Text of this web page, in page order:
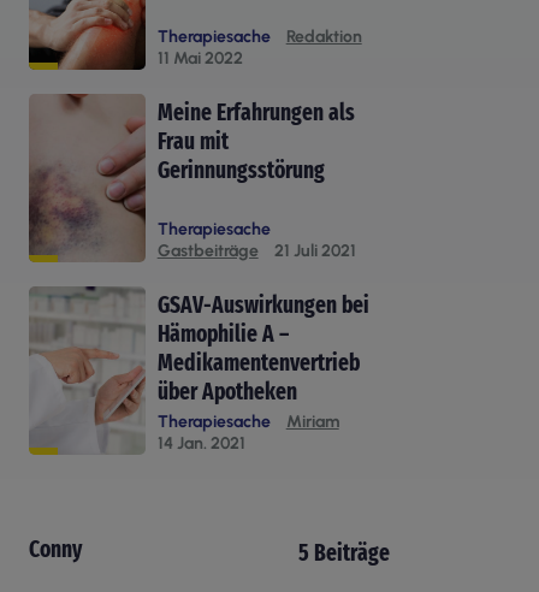
Therapiesache
Redaktion
11 Mai 2022
Meine Erfahrungen als
Frau mit
Gerinnungsstörung
Therapiesache
Gastbeiträge
21 Juli 2021
GSAV-Auswirkungen bei
Hämophilie A –
Medikamentenvertrieb
über Apotheken
Therapiesache
Miriam
14 Jan. 2021
Conny 5 Beiträge